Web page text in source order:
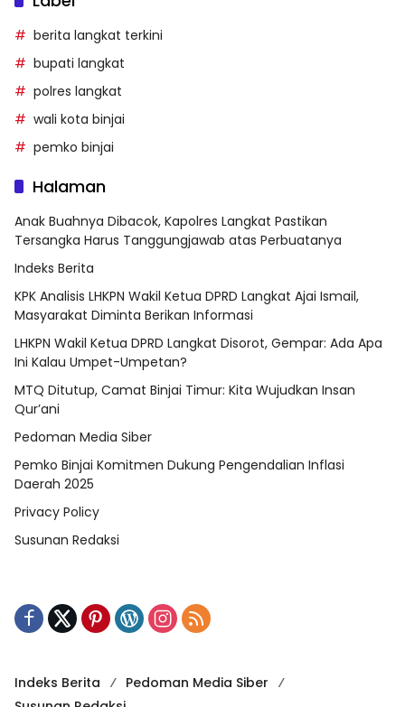
berita langkat terkini
bupati langkat
polres langkat
wali kota binjai
pemko binjai
Halaman
Anak Buahnya Dibacok, Kapolres Langkat Pastikan
Tersangka Harus Tanggungjawab atas Perbuatanya
Indeks Berita
KPK Analisis LHKPN Wakil Ketua DPRD Langkat Ajai Ismail,
Masyarakat Diminta Berikan Informasi
LHKPN Wakil Ketua DPRD Langkat Disorot, Gempar: Ada Apa
Ini Kalau Umpet-Umpetan?
MTQ Ditutup, Camat Binjai Timur: Kita Wujudkan Insan
Qur’ani
Pedoman Media Siber
Pemko Binjai Komitmen Dukung Pengendalian Inflasi
Daerah 2025
Privacy Policy
Susunan Redaksi
Indeks Berita
Pedoman Media Siber